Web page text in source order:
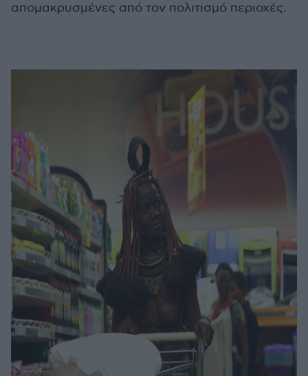
απομακρυσμένες από τον πολιτισμό περιοχές.